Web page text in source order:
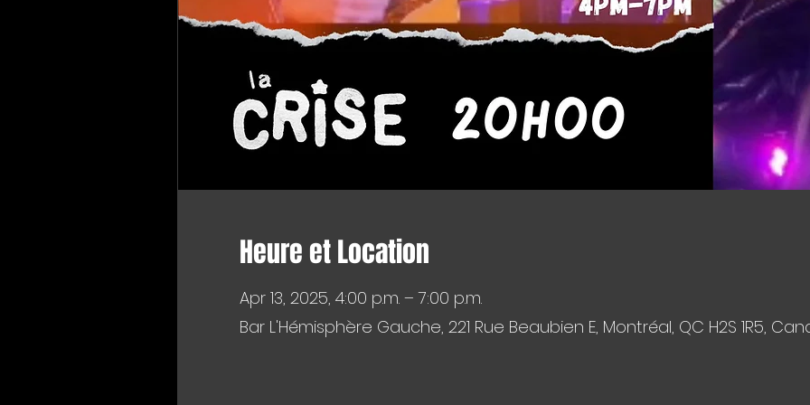
Heure et Location
Apr 13, 2025, 4:00 p.m. – 7:00 p.m.
Bar L'Hémisphère Gauche, 221 Rue Beaubien E, Montréal, QC H2S 1R5,